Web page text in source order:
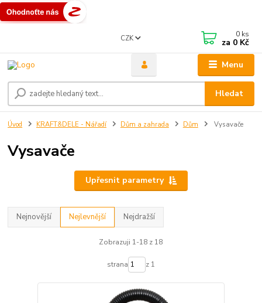
Menu
CZK
Hledat
0 ks
za 0 Kč
Úvod KRAFT&DELE - Nářadí Dům a zahrada Dům Vysavače
Vysavače
Upřesnit parametry
Nejnovější Nejlevnější Nejdražší
Zobrazuji 1-18 z 18
strana z 1